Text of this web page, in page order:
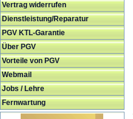
Vertrag widerrufen
Dienstleistung/Reparatur
PGV KTL-Garantie
Über PGV
Vorteile von PGV
Webmail
Jobs / Lehre
Fernwartung